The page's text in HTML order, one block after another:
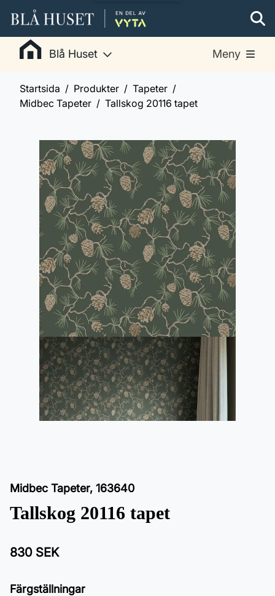
Blå Huset Meny
Startsida Produkter
Tapeter
Midbec Tapeter
Tallskog 20116 tapet
Midbec Tapeter, 163640
Tallskog 20116 tapet
830 SEK
Färgställningar